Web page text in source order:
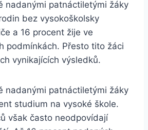
nadanými patnáctiletými žáky
bez vysokoškolsky
a 16 procent žije ve
podmínkách. Přesto tito žáci
vynikajících výsledků.
nadanými patnáctiletými žáky
studium na vysoké škole.
však často neodpovídají